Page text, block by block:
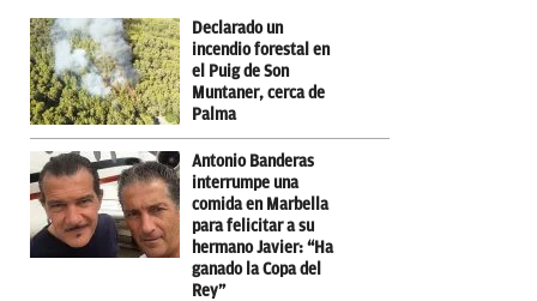
Declarado un
incendio forestal en
el Puig de Son
Muntaner, cerca de
Palma
Antonio Banderas
interrumpe una
comida en Marbella
para felicitar a su
hermano Javier: “Ha
ganado la Copa del
Rey”